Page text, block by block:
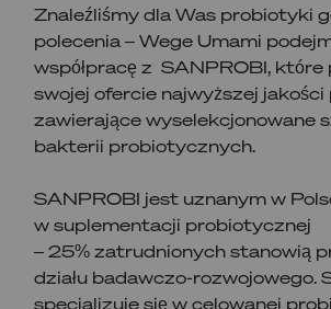
Znaleźliśmy dla Was probiotyki
polecenia – Wege Umami
współpracę z SANPROBI, które
swojej ofercie najwyższej
zawierające wyselekcjonowane
bakterii probiotycznych.
SANPROBI jest uznanym w
w suplementacji probiotycznej
– 25% zatrudnionych stanowią
działu badawczo-rozwojowego.
specjalizuje się w celowanej